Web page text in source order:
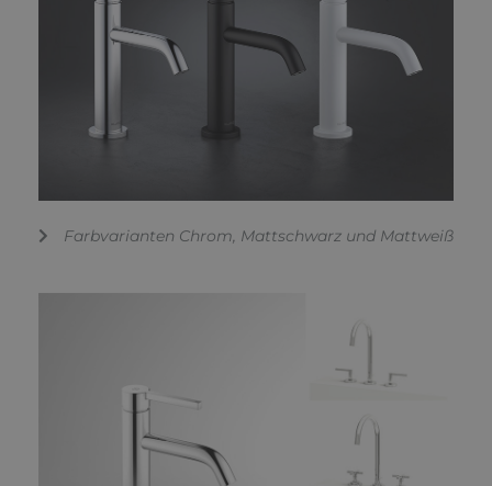
Farbvarianten Chrom, Mattschwarz und Mattweiß